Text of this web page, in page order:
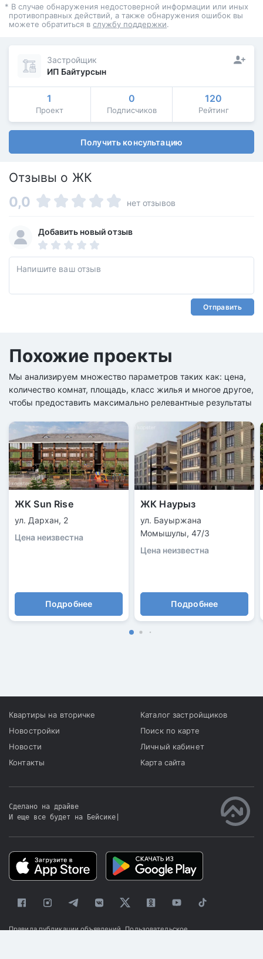
* В случае обнаружения недостоверной информации или иных
противоправных действий, а также обнаружения ошибок вы
можете обратиться в службу поддержки.
Застройщик
ИП Байтурсын
1
Проект
0
Подписчиков
120
Рейтинг
Получить консультацию
Отзывы о ЖК
0,0 нет отзывов
Добавить новый отзыв
Отправить
Похожие проекты
Мы анализируем множество параметров таких как: цена,
количество комнат, площадь, класс жилья и многое другое,
чтобы предоставить максимально релевантные результаты
ЖК Sun Rise
ул. Дархан, 2
Цена неизвестна
Подробнее
ЖК Наурыз
ул. Бауыржана
Момышулы, 47/3
Цена неизвестна
Подробнее
Квартиры на вторичке
Новостройки
Новости
Контакты
Каталог застройщиков
Поиск по карте
Личный кабинет
Карта сайта
Сделано на драйве
И еще все будет на Бейсике
Правила публикации объявлений Пользовательское